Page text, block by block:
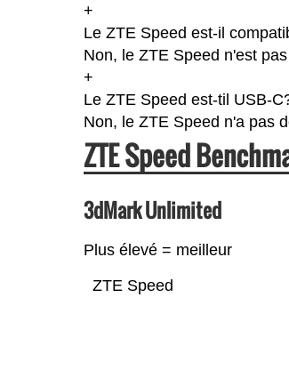
+
Le ZTE Speed est-il
Non, le ZTE Speed n'est
+
Le ZTE Speed est-til USB-
Non, le ZTE Speed n'a pas
ZTE Speed
3dMark Unlimited
Plus élevé = meilleur
ZTE Speed